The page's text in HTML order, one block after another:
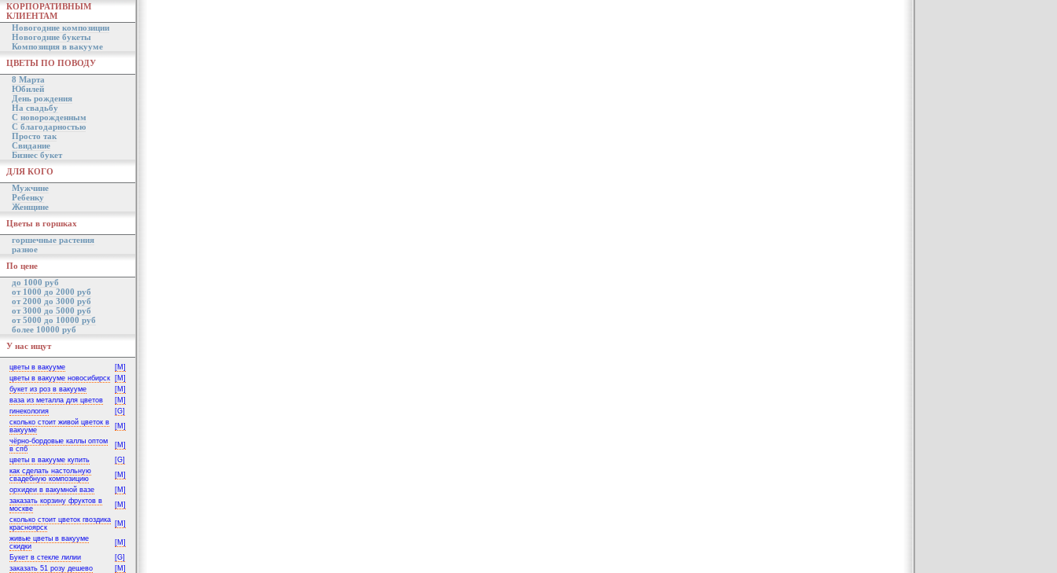
КОРПОРАТИВНЫМ
КЛИЕНТАМ
Новогодние композиции
Новогодние букеты
Композиция в вакууме
ЦВЕТЫ ПО ПОВОДУ
8 Марта
Юбилей
День рождения
На свадьбу
С новорожденным
С благодарностью
Просто так
Свидание
Бизнес букет
ДЛЯ КОГО
Мужчине
Ребенку
Женщине
Цветы в горшках
горшечные растения
разное
По цене
до 1000 руб
от 1000 до 2000 руб
от 2000 до 3000 руб
от 3000 до 5000 руб
от 5000 до 10000 руб
более 10000 руб
У нас ищут
цветы в вакууме
[M]
цветы в вакууме новосибирск
[M]
букет из роз в вакууме
[M]
ваза из металла для цветов
[M]
гинекология
[G]
сколько стоит живой цветок в
вакууме
[M]
чёрно-бордовые каллы оптом
в спб
[M]
цветы в вакууме купить
[G]
как сделать настольную
свадебную композицию
[M]
орхидеи в вакумной вазе
[M]
заказать корзину фруктов в
москве
[M]
сколько стоит цветок гвоздика
красноярск
[M]
живые цветы в вакууме
скидки
[M]
Букет в стекле лилии
[G]
заказать 51 розу дешево
[M]